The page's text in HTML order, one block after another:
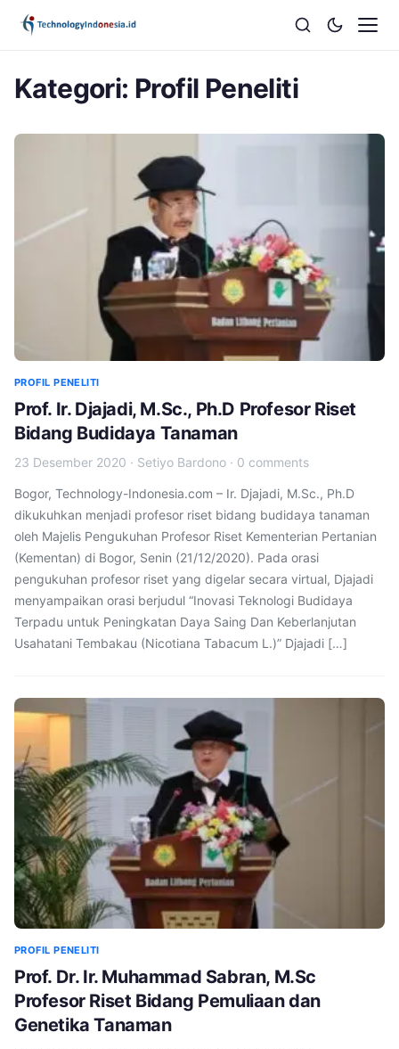
Kategori: Profil Peneliti
PROFIL PENELITI
Prof. Ir. Djajadi, M.Sc., Ph.D Profesor Riset
Bidang Budidaya Tanaman
23 Desember 2020 · Setiyo Bardono · 0 comments
Bogor, Technology-Indonesia.com – Ir. Djajadi, M.Sc., Ph.D
dikukuhkan menjadi profesor riset bidang budidaya tanaman
oleh Majelis Pengukuhan Profesor Riset Kementerian Pertanian
(Kementan) di Bogor, Senin (21/12/2020). Pada orasi
pengukuhan profesor riset yang digelar secara virtual, Djajadi
menyampaikan orasi berjudul “Inovasi Teknologi Budidaya
Terpadu untuk Peningkatan Daya Saing Dan Keberlanjutan
Usahatani Tembakau (Nicotiana Tabacum L.)” Djajadi […]
PROFIL PENELITI
Prof. Dr. Ir. Muhammad Sabran, M.Sc
Profesor Riset Bidang Pemuliaan dan
Genetika Tanaman